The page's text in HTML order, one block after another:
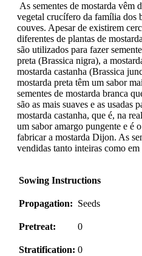
As sementes de mostarda vêm
vegetal crucífero da família dos
couves. Apesar de existirem
diferentes de plantas de
são utilizados para fazer
preta (Brassica nigra), a
mostarda castanha (Brassica
mostarda preta têm um sabor
sementes de mostarda branca
são as mais suaves e as usadas
mostarda castanha, que é, na
um sabor amargo pungente e é
fabricar a mostarda Dijon. As
vendidas tanto inteiras como
Sowing Instructions
Propagation: Seeds
Pretreat: 0
Stratification: 0